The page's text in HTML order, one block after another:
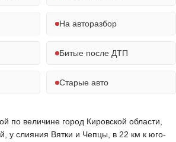
На авторазбор
Битые после ДТП
Старые авто
по величине город Кировской области,
у слияния Вятки и Чепцы, в 22 км к юго-